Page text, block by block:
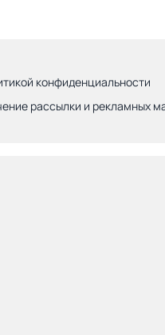
конфиденциальности
рассылки и рекламных